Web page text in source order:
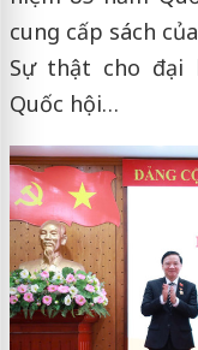
cung cấp sách
Sự thật cho đại
Quốc hội…